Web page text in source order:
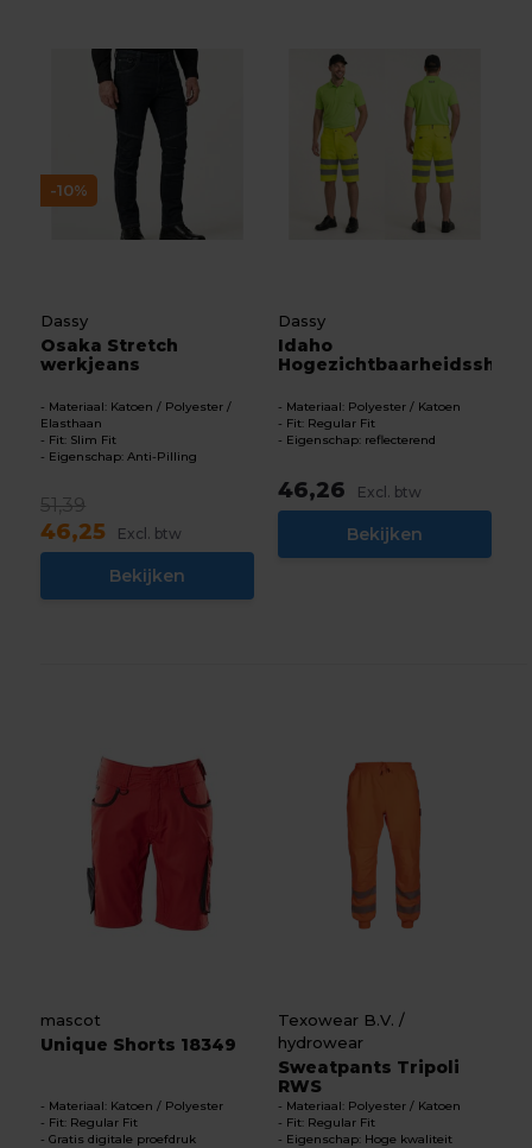
-10%
Dassy
Osaka Stretch
werkjeans
Materiaal: Katoen / Polyester /
Elasthaan
Fit: Slim Fit
Eigenschap: Anti-Pilling
51,39
46,25 Excl. btw
Bekijken
Dassy
Idaho
Hogezichtbaarheidsshort
Materiaal: Polyester / Katoen
Fit: Regular Fit
Eigenschap: reflecterend
46,26 Excl. btw
Bekijken
mascot
Unique Shorts 18349
Materiaal: Katoen / Polyester
Fit: Regular Fit
Gratis digitale proefdruk
Texowear B.V. /
hydrowear
Sweatpants Tripoli
RWS
Materiaal: Polyester / Katoen
Fit: Regular Fit
Eigenschap: Hoge kwaliteit